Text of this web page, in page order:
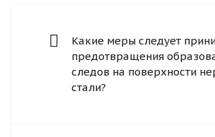
Какие меры следует
предотвращения
следов на поверхности
стали?